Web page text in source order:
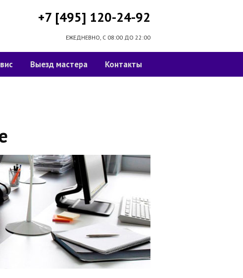
+7 [495] 120-24-92
ЕЖЕДНЕВНО, С 08:00 ДО 22:00
Выезд мастера Контакты